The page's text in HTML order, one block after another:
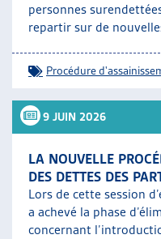
personnes
repartir sur de
Procédure
9 JUIN 2026
LA NOUVELLE
DES DETTES DES
Lors de cette session
a achevé la phase
concernant